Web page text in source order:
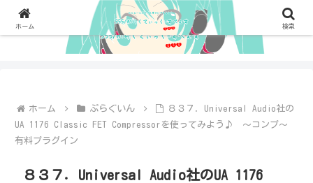
ホーム ぷらぐいん
８３７．Universal Audio社の
UA 1176 Classic FET Compressorを使ってみよう♪ ～コンプ～
有料プラグイン
８３７．Universal Audio社のUA 1176
ホーム 検索